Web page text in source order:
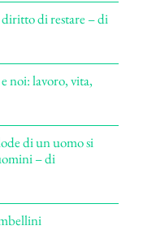
diritto di restare – di
noi: lavoro, vita,
di un uomo si
– di